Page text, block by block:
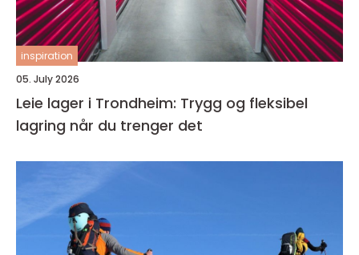
inspiration
05. July 2026
Leie lager i Trondheim: Trygg og fleksibel
lagring når du trenger det